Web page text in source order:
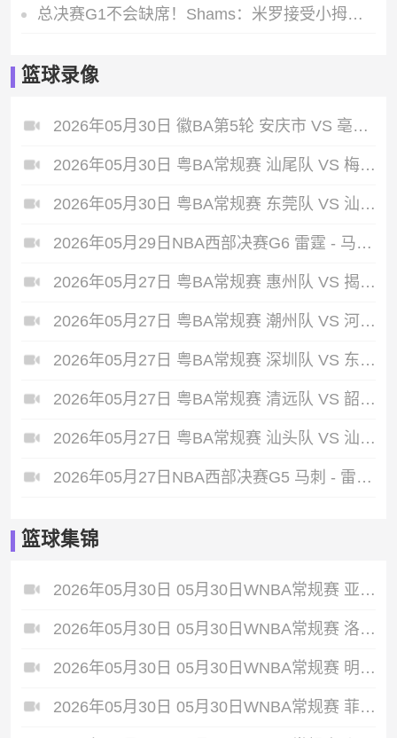
总决赛G1不会缺席！Shams：米罗接受小拇指手术将带护具出战
篮球录像
2026年05月30日 徽BA第5轮 安庆市 VS 亳州市 全场录像
2026年05月30日 粤BA常规赛 汕尾队 VS 梅州队 全场录像
2026年05月30日 粤BA常规赛 东莞队 VS 汕头队 全场录像
2026年05月29日NBA西部决赛G6 雷霆 - 马刺 全场录像
2026年05月27日 粤BA常规赛 惠州队 VS 揭阳队 全场录像
2026年05月27日 粤BA常规赛 潮州队 VS 河源队 全场录像
2026年05月27日 粤BA常规赛 深圳队 VS 东莞队 全场录像
2026年05月27日 粤BA常规赛 清远队 VS 韶关队 全场录像
2026年05月27日 粤BA常规赛 汕头队 VS 汕尾队 全场录像
2026年05月27日NBA西部决赛G5 马刺 - 雷霆 全场录像
篮球集锦
2026年05月30日 05月30日WNBA常规赛 亚特兰大梦想86-66波特兰火焰 全场集锦
2026年05月30日 05月30日WNBA常规赛 洛杉矶火花92-87华盛顿神秘人 全场集锦
2026年05月30日 05月30日WNBA常规赛 明尼苏达山猫79-58芝加哥天空 全场集锦
2026年05月30日 05月30日WNBA常规赛 菲尼克斯水星68-75纽约自由人 全场集锦